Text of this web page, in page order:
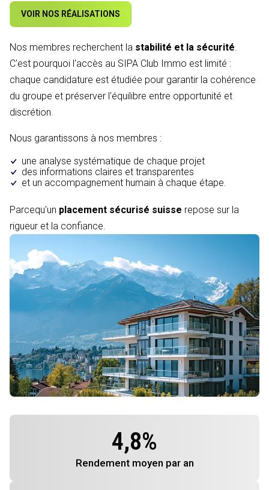
VOIR NOS RÉALISATIONS
Nos membres recherchent la stabilité et la sécurité.
C'est pourquoi l'accès au SIPA Club Immo est limité :
chaque candidature est étudiée pour garantir la cohérence
du groupe et préserver l'équilibre entre opportunité et
discrétion.
Nous garantissons à nos membres :
une analyse systématique de chaque projet
des informations claires et transparentes
et un accompagnement humain à chaque étape.
Parcequ'un placement sécurisé suisse repose sur la
rigueur et la confiance.
4,8%
Rendement moyen par an